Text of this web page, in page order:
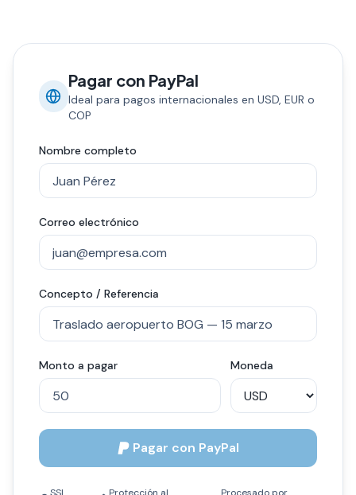
Pagar con PayPal
Ideal para pagos internacionales en USD, EUR o
COP
Nombre completo
Correo electrónico
Concepto / Referencia
Monto a pagar Moneda
Pagar con PayPal